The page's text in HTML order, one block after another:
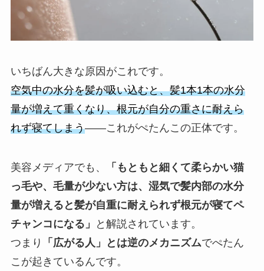
いちばん大きな原因がこれです。
空気中の水分を髪が吸い込むと、髪1本1本の水分
量が増えて重くなり、根元が自分の重さに耐えら
れず寝てしまう——これがぺたんこの正体です。
美容メディアでも、
「もともと細くて柔らかい猫
っ毛や、毛量が少ない方は、湿気で髪内部の水分
量が増えると髪が自重に耐えられず根元が寝てペ
チャンコになる」
と解説されています。
つまり
「広がる人」とは逆のメカニズムでぺたん
こが起きているんです。